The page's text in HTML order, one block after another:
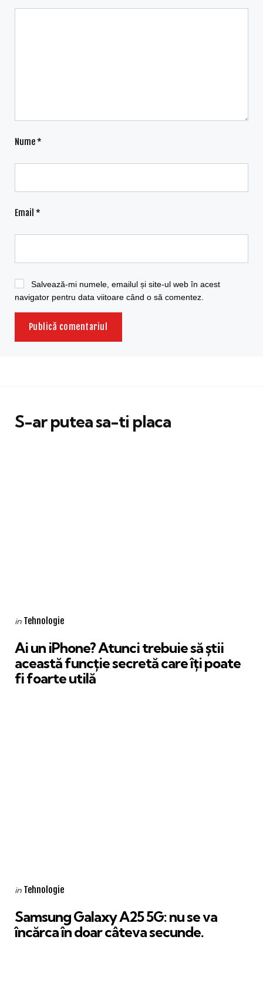
Nume*
Email *
Salvează-mi numele, emailul și site-ul web în acest
navigator pentru data viitoare când o să comentez.
S-ar putea sa-ti placa
Categories
Posted
in Tehnologie
Ai un iPhone? Atunci trebuie să știi
această funcție secretă care îți poate
fi foarte utilă
Categories
Posted
in Tehnologie
Samsung Galaxy A25 5G: nu se va
încărca în doar câteva secunde.